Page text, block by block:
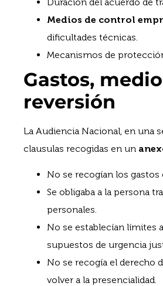
Medios de control
dificultades técnicas.
Mecanismos de
Gastos,
reversión
La Audiencia Nacional, en una
clausulas recogidas en un
No se recogían los gastos
Se obligaba a la persona
personales.
No se establecían límites
supuestos de urgencia
No se recogía el derecho
volver a la presencialidad.